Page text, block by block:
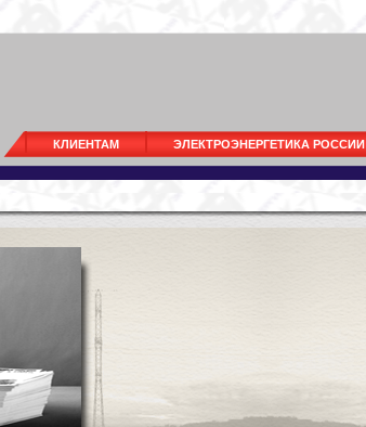
КЛИЕНТАМ ЭЛЕКТРОЭНЕРГЕТИКА РОССИИ